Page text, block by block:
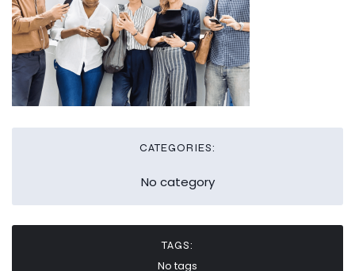
CATEGORIES:
No category
TAGS:
No tags